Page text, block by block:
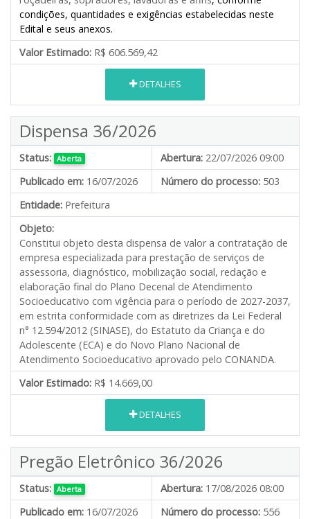
condições, quantidades e exigências estabelecidas neste
Edital e seus anexos.
Valor Estimado: R$ 606.569,42
DETALHES
Dispensa 36/2026
Status: Aberta Abertura: 22/07/2026 09:00
Publicado em: 16/07/2026 Número do processo: 503
Entidade: Prefeitura
Objeto:
Constitui objeto desta dispensa de valor a contratação de
empresa especializada para prestação de serviços de
assessoria, diagnóstico, mobilização social, redação e
elaboração final do Plano Decenal de Atendimento
Socioeducativo com vigência para o período de 2027-2037,
em estrita conformidade com as diretrizes da Lei Federal
n° 12.594/2012 (SINASE), do Estatuto da Criança e do
Adolescente (ECA) e do Novo Plano Nacional de
Atendimento Socioeducativo aprovado pelo CONANDA.
Valor Estimado: R$ 14.669,00
DETALHES
Pregão Eletrônico 36/2026
Status: Aberta Abertura: 17/08/2026 08:00
Publicado em: 16/07/2026 Número do processo: 556